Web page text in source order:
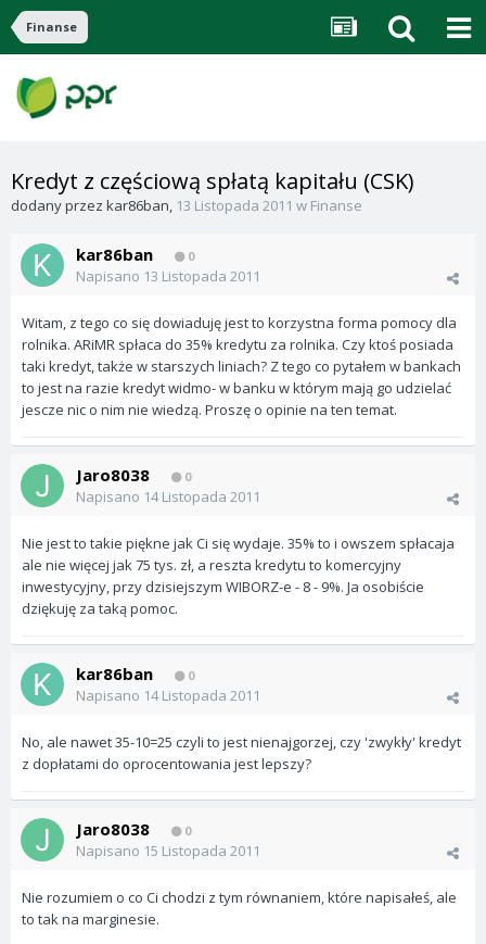
Finanse
Kredyt z częściową spłatą kapitału (CSK)
dodany przez kar86ban, 13 Listopada 2011 w Finanse
kar86ban 0
Napisano 13 Listopada 2011
Witam, z tego co się dowiaduję jest to korzystna forma pomocy dla
rolnika. ARiMR spłaca do 35% kredytu za rolnika. Czy ktoś posiada
taki kredyt, także w starszych liniach? Z tego co pytałem w bankach
to jest na razie kredyt widmo- w banku w którym mają go udzielać
jescze nic o nim nie wiedzą. Proszę o opinie na ten temat.
Jaro8038 0
Napisano 14 Listopada 2011
Nie jest to takie piękne jak Ci się wydaje. 35% to i owszem spłacaja
ale nie więcej jak 75 tys. zł, a reszta kredytu to komercyjny
inwestycyjny, przy dzisiejszym WIBORZ-e - 8 - 9%. Ja osobiście
dziękuję za taką pomoc.
kar86ban 0
Napisano 14 Listopada 2011
No, ale nawet 35-10=25 czyli to jest nienajgorzej, czy 'zwykły' kredyt
z dopłatami do oprocentowania jest lepszy?
Jaro8038 0
Napisano 15 Listopada 2011
Nie rozumiem o co Ci chodzi z tym równaniem, które napisałeś, ale
to tak na marginesie.